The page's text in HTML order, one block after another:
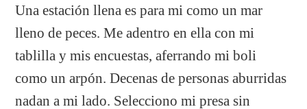
Una estación llena es para mi como un mar
lleno de peces. Me adentro en ella con mi
tablilla y mis encuestas, aferrando mi boli
como un arpón. Decenas de personas aburridas
nadan a mi lado. Selecciono mi presa sin